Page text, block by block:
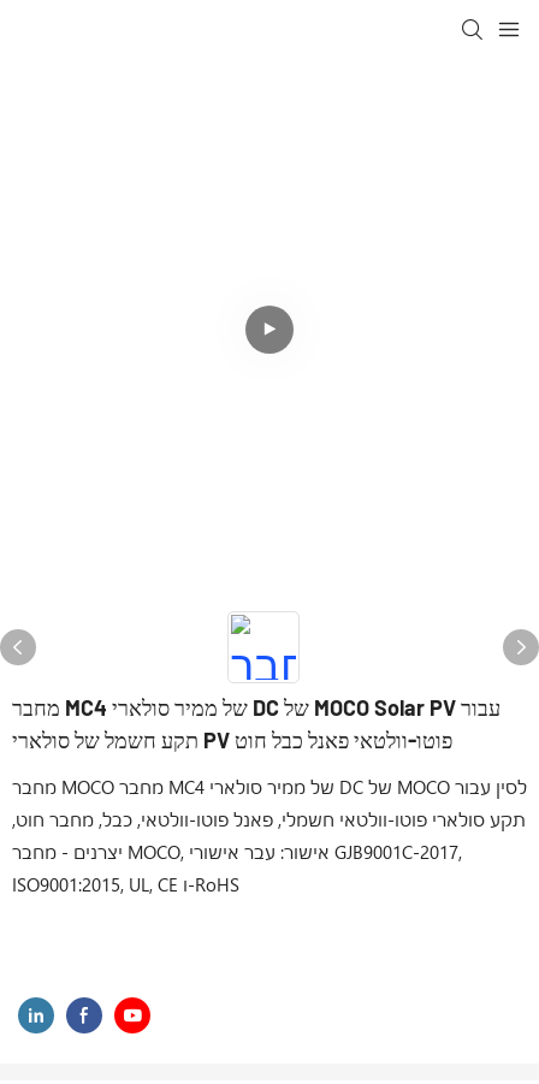
מחבר MC4 של ממיר סולארי DC של MOCO Solar PV עבור
תקע חשמל של סולארי PV פוטו-וולטאי פאנל כבל חוט
מחבר MOCO מחבר MC4 של ממיר סולארי DC של MOCO לסין עבור
תקע סולארי פוטו-וולטאי חשמלי, פאנל פוטו-וולטאי, כבל, מחבר חוט,
יצרנים - מחבר MOCO, אישור: עבר אישורי GJB9001C-2017,
ISO9001:2015, UL, CE ו-RoHS